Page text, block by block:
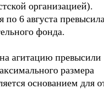
организацией).
по 6 августа
фонда.
агитацию превысили
размера
основанием для